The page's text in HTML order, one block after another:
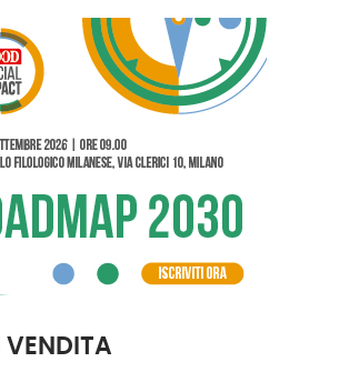
VENDITA